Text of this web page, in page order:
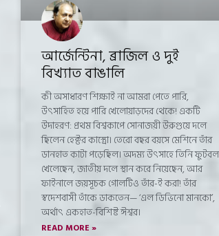
আর্জেন্টিনা, ব্রাজিল ও দুই
বিখ্যাত বাঙালি
কী অসাধারণ শিক্ষাই না আমরা পেতে পারি,
উৎসাহিত হয়ে পারি খেলোয়াড়দের থেকে! একটি
উদাহরণ: প্রথম বিশ্বকাপে সোনাজয়ী উরুগুয়ে দলে
ছিলেন হেক্টর কাস্ত্রো। তেরো বছর বয়সে মেশিনে তাঁর
ডানহাত কাটা পড়েছিল। অদম্য উৎসাহে তিনি ফুটবল
খেলেছেন, জাতীয় দলে স্থান করে নিয়েছেন, আর
ফাইনালে জয়সূচক গোলটিও তাঁর-ই করা! তাঁর
স্বদেশবাসী তাঁকে ডাকতেন— ‘এল ডিভিনো মানকো’,
অর্থাৎ একহাত-বিশিষ্ট ঈশ্বর।
READ MORE »